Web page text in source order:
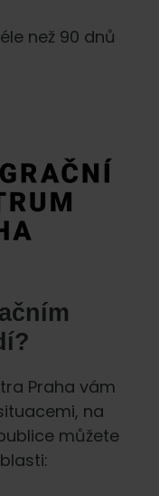
než 90 dnů
Praha vám
na
můžete